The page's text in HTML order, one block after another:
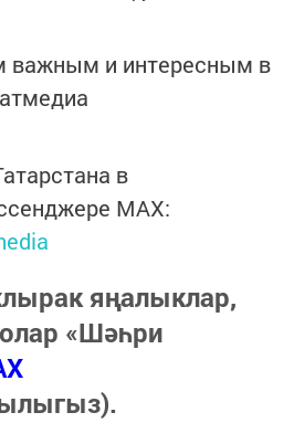
важным и интересным в
в
MАХ:
яңалыклар,
«Шәһри